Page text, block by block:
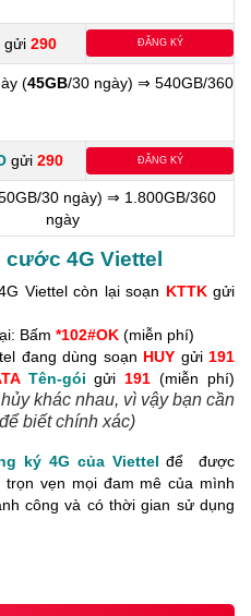
gửi 290 ĐĂNG KÝ
(45GB/30 ngày) ⇒ 540GB/360
gửi 290 ĐĂNG KÝ
30 ngày) ⇒ 1.800GB/360
ngày
4G Viettel
Viettel còn lại soạn KTTK gửi
Bấm *102#OK (miễn phí)
đang dùng soạn HUY gửi 191
Tên-gói gửi 191(miễn phí)
khác nhau, vì vậy bạn cần
biết chính xác)
ký 4G của Viettel để được
vẹn mọi đam mê của mình
công và có thời gian sử dụng